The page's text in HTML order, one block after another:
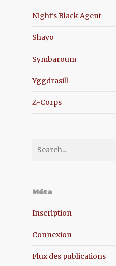
Night's Black Agent
Shayo
Symbaroum
Yggdrasill
Z-Corps
Méta
Inscription
Connexion
Flux des publications